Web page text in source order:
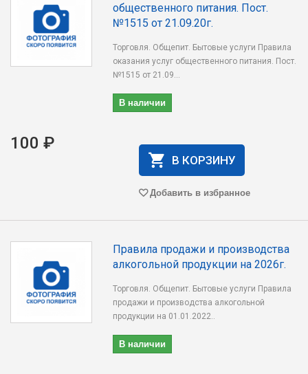
общественного питания. Пост.
№1515 от 21.09.20г.
Торговля. Общепит. Бытовые услуги Правила
оказания услуг общественного питания. Пост.
№1515 от 21.09...
В наличии
100 ₽
В КОРЗИНУ
Добавить в избранное
Правила продажи и производства
алкогольной продукции на 2026г.
Торговля. Общепит. Бытовые услуги Правила
продажи и производства алкогольной
продукции на 01.01.2022..
В наличии